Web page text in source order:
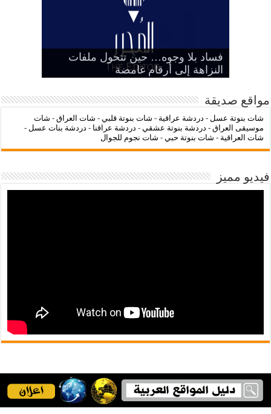
فساد بلا وجوه… حين تتحول ملفات
النزاهة إلى أرقام غامضة
بين الرمز السياسي وخطر التنازل عن
هيبة الدولة
شات عراقنا
شات بنوتة عسل
‌‌‌LC Waikiki: عنوان التسوق عبر
الإنترنت لشراء الملابس الأنيقة
مواقع صديقة
شات بنوتة عسل - دردشة عراقية - شات بنوتة قلبي- شات العراق - شات
موسيقى العراق- دردشة بنوتة عشقي- دردشة عراقنا - دردشة بنات عسل -
شات العراقية - شات بنوتة حبي- شات نجوم للجوال
فيديو مميز